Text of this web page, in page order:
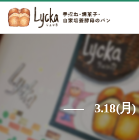
3.18(月)